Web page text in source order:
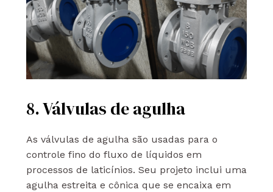
8. Válvulas de agulha
As válvulas de agulha são usadas para o
controle fino do fluxo de líquidos em
processos de laticínios. Seu projeto inclui uma
agulha estreita e cônica que se encaixa em